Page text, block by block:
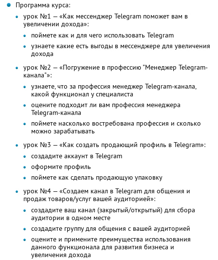
Программа курса:
урок №1 — «Как мессенджер Telegram поможет вам в
увеличении дохода»:
поймете как и для чего использовать Telegram
узнаете какие есть выгоды в мессенджере для увеличения
дохода
урок №2 — «Погружение в профессию "Менеджер Telegram-
канала"»:
узнаете, что за профессия менеджер Telegram-канала,
какой функционал у специалиста
оцените подходит ли вам профессия менеджера
Telegram-канала
поймете насколько востребована профессия и сколько
можно зарабатывать
урок №3 — «Как создать продающий профиль в Telegram»:
создадите аккаунт в Telegram
оформите профиль
поймете как сделать продающую упаковку
урок №4 — «Создаем канал в Telegram для общения и
продаж товаров/услуг вашей аудиторией»:
создадите ваш канал (закрытый/открытый) для сбора
аудитории в одном месте
создадите группу для общения с вашей аудиторией
оцените и примените преимущества использования
данного функционала для развития бизнеса и
увеличения дохода